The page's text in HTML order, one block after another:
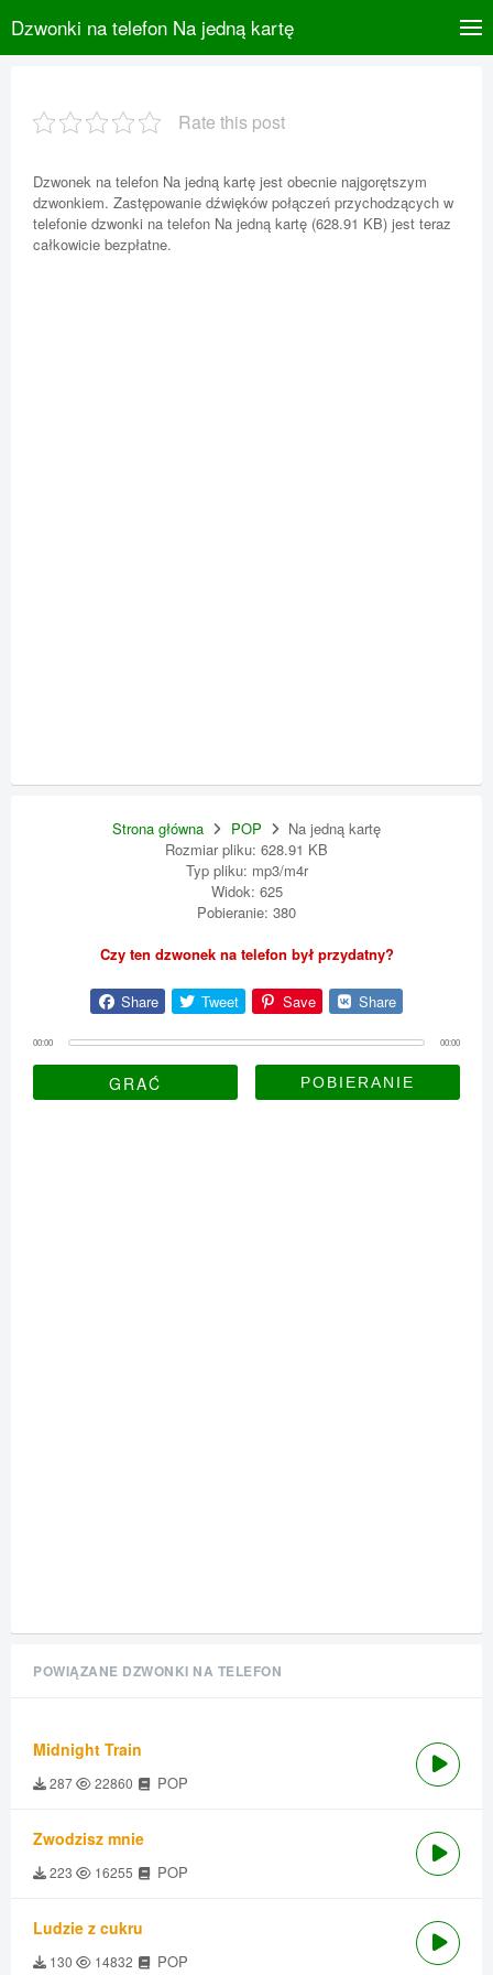
Dzwonki na telefon Na jedną kartę
Rate this post
Dzwonek na telefon Na jedną kartę jest obecnie najgorętszym
dzwonkiem. Zastępowanie dźwięków połączeń przychodzących w
telefonie dzwonki na telefon Na jedną kartę (628.91 KB) jest teraz
całkowicie bezpłatne.
Strona główna POP
Na jedną kartę
Rozmiar pliku: 628.91 KB
Typ pliku: mp3/m4r
Widok: 625
Pobieranie: 380
Czy ten dzwonek na telefon był przydatny?
Share Tweet Save Share
00:00 00:00
GRAĆ
POWIĄZANE DZWONKI NA TELEFON
Midnight Train
287 22860 POP
Zwodzisz mnie
223 16255 POP
Ludzie z cukru
130 14832 POP